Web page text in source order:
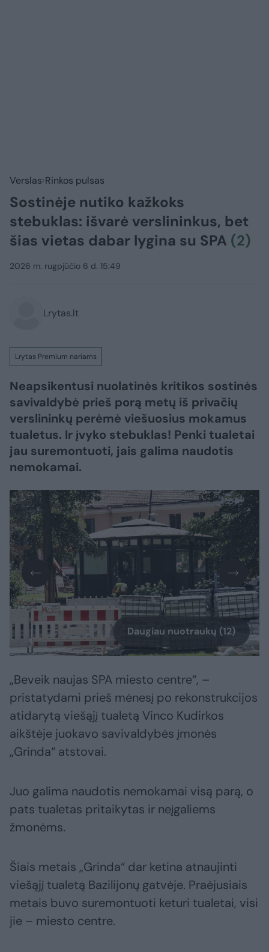
Verslas Rinkos pulsas
Sostinėje nutiko kažkoks
stebuklas: išvarė verslininkus, bet
šias vietas dabar lygina su SPA (2)
2026 m. rugpjūčio 6 d. 15:49
Lrytas.lt
Lrytas Premium nariams
Neapsikentusi nuolatinės kritikos sostinės
savivaldybė prieš porą metų iš privačių
verslininkų perėmė viešuosius mokamus
tualetus. Ir įvyko stebuklas! Penki tualetai
jau suremontuoti, jais galima naudotis
nemokamai.
Daugiau nuotraukų (12)
„Beveik naujas SPA miesto centre“, –
pristatydami prieš mėnesį po rekonstrukcijos
atidarytą viešąjį tualetą Vinco Kudirkos
aikštėje juokavo savivaldybės įmonės
„Grinda“ atstovai.
Juo galima naudotis nemokamai visą parą, o
pats tualetas pritaikytas ir neįgaliems
žmonėms.
Šiais metais „Grinda“ dar ketina atnaujinti
viešąjį tualetą Bazilijonų gatvėje. Praėjusiais
metais buvo suremontuoti keturi tualetai, visi
jie – miesto centre.